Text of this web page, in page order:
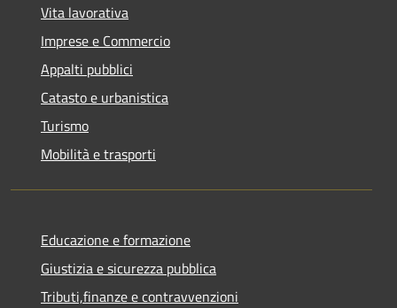
Vita lavorativa
Imprese e Commercio
Appalti pubblici
Catasto e urbanistica
Turismo
Mobilità e trasporti
Educazione e formazione
Giustizia e sicurezza pubblica
Tributi,finanze e contravvenzioni